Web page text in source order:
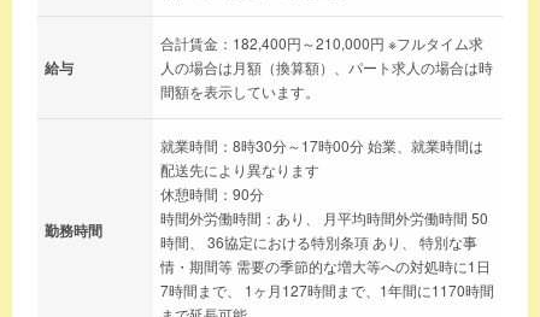
給与
合計賃金：182,400円～210,000円 ※フルタイム求
人の場合は月額（換算額）、パート求人の場合は時
間額を表示しています。
勤務時間
就業時間：8時30分～17時00分 始業、就業時間は
配送先により異なります
休憩時間：90分
時間外労働時間：あり、 月平均時間外労働時間 50
時間、 36協定における特別条項 あり、 特別な事
情・期間等 需要の季節的な増大等への対処時に1日
7時間まで、 1ヶ月127時間まで、1年間に1170時間